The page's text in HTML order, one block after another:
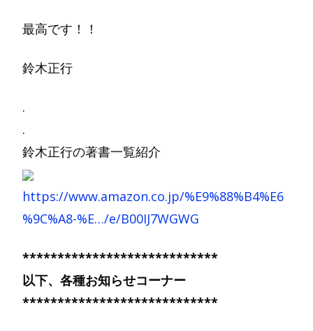
最高です！！
鈴木正行
.
.
鈴木正行の著書一覧紹介
https://www.amazon.co.jp/%E9%88%B4%E6
%9C%A8-%E…/e/B00IJ7WGWG
****************************
以下、各種お知らせコーナー
****************************